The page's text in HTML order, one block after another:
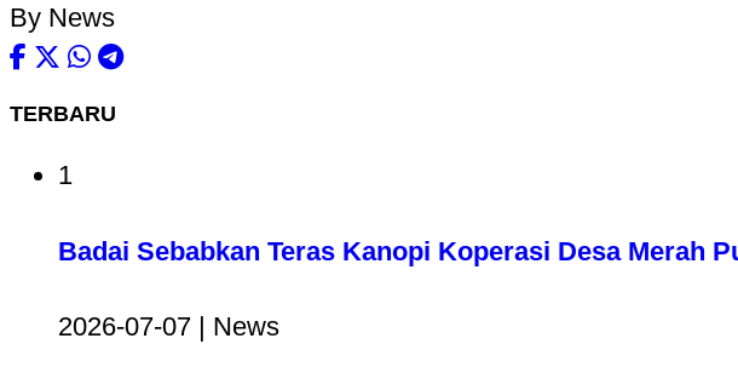
By News
TERBARU
1
Badai Sebabkan Teras Kanopi Koperasi Desa Merah
2026-07-07 | News